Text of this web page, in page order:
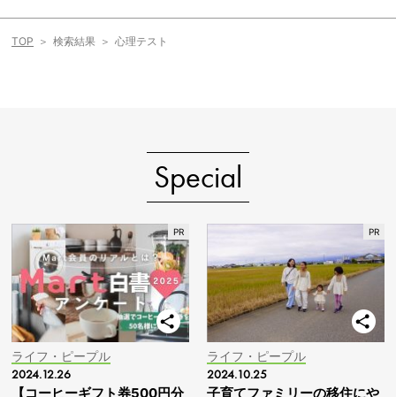
TOP 検索結果 心理テスト
Special
ライフ・ピープル
2024.12.26
【コーヒーギフト券500円分
ライフ・ピープル
2024.10.25
子育てファミリーの移住にや